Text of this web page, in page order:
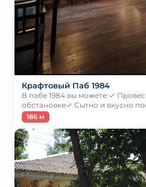
Крафтовый Паб 1984
В пабе 1984 вы можете:✓
обстановке✓ Сытно и вкусно
186 м